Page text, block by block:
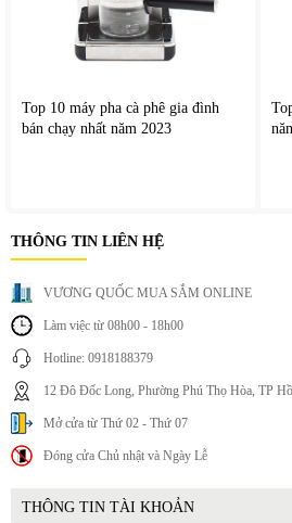
đến 60 phút, máy sẽ tự động
cháy khét.
Thiết kế tháo rời cho phép rửa
chiên thoáng khí giúp luồng
Top 10 máy pha cà phê gia đình
bán chạy nhất năm 2023
THÔNG TIN LIÊN HỆ
VƯƠNG QUỐC MUA SẮM ONLINE
Làm việc từ 08h00 - 18h00
Hotline: 0918188379
12 Đô Đốc Long, Phường Phú Thọ Hòa, TP
Mở cửa từ Thứ 02 - Thứ 07
Đóng cửa Chủ nhật và Ngày Lễ
THÔNG TIN TÀI KHOẢN